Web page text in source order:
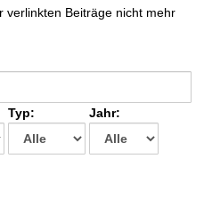
verlinkten Beiträge nicht mehr
Typ: Jahr: